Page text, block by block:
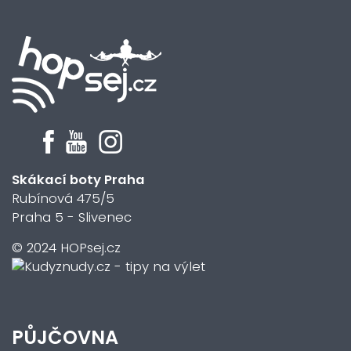
Skákací boty Praha
Rubínová 475/5
Praha 5 - Slivenec
© 2024 HOPsej.cz
PŮJČOVNA